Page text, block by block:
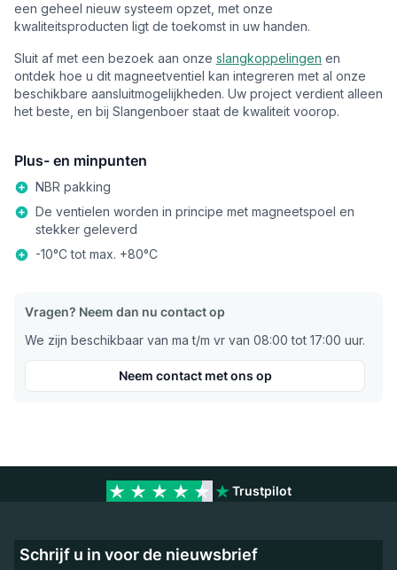
een geheel nieuw systeem opzet, met onze
kwaliteitsproducten ligt de toekomst in uw handen.
Sluit af met een bezoek aan onze slangkoppelingen en
ontdek hoe u dit magneetventiel kan integreren met al onze
beschikbare aansluitmogelijkheden. Uw project verdient alleen
het beste, en bij Slangenboer staat de kwaliteit voorop.
Plus- en minpunten
NBR pakking
De ventielen worden in principe met magneetspoel en
stekker geleverd
-10°C tot max. +80°C
Vragen? Neem dan nu contact op
We zijn beschikbaar van ma t/m vr van 08:00 tot 17:00 uur.
Neem contact met ons op
Trustpilot
Schrijf u in voor de nieuwsbrief